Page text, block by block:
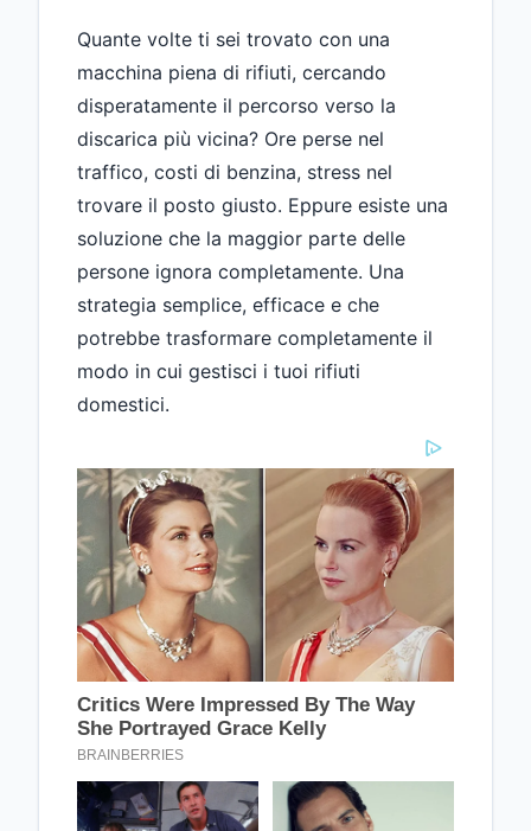
Quante volte ti sei trovato con una
macchina piena di rifiuti, cercando
disperatamente il percorso verso la
discarica più vicina? Ore perse nel
traffico, costi di benzina, stress nel
trovare il posto giusto. Eppure esiste una
soluzione che la maggior parte delle
persone ignora completamente. Una
strategia semplice, efficace e che
potrebbe trasformare completamente il
modo in cui gestisci i tuoi rifiuti
domestici.